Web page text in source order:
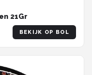
21Gr
BEKIJK OP BOL